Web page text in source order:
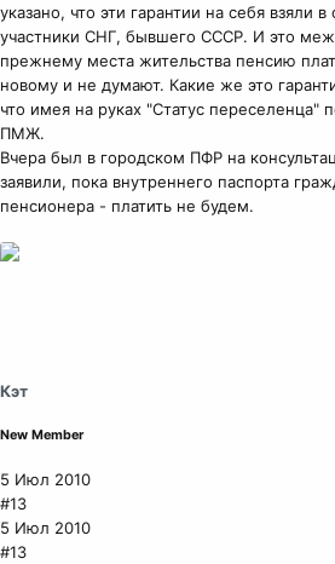
указано, что эти гарантии на себя взяли
участники СНГ, бывшего СССР. И это
прежнему места жительства пенсию
новому и не думают. Какие же это
что имея на руках "Статус переселенца"
ПМЖ.
Вчера был в городском ПФР на
заявили, пока внутреннего паспорта
пенсионера - платить не будем.
Кэт
New Member
5 Июл 2010
#13
5 Июл 2010
#13